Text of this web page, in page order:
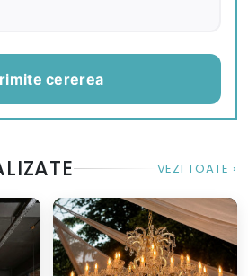
cererea
VEZI TOATE ›